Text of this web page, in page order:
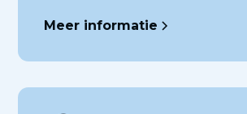
Meer informatie